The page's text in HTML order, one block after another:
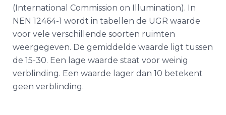
(International Commission on Illumination). In
NEN 12464-1 wordt in tabellen de UGR waarde
voor vele verschillende soorten ruimten
weergegeven. De gemiddelde waarde ligt tussen
de 15-30. Een lage waarde staat voor weinig
verblinding. Een waarde lager dan 10 betekent
geen verblinding.